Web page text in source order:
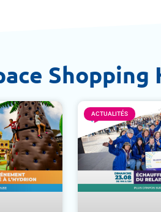
Shopping
ACTUALITÉS